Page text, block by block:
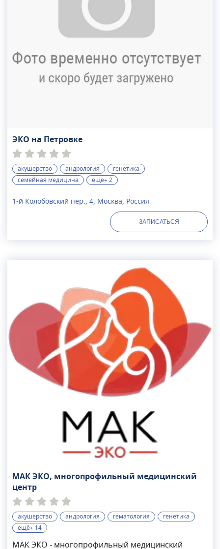
ЭКО на Петровке
акушерство андрология
генетика
семейная медицина
ещё+ 2
1-й Колобовский пер., 4, Москва, Россия
ЗАПИСАТЬСЯ
МАК ЭКО, многопрофильный медицинский
центр
акушерство андрология гематология
генетика
ещё+ 14
МАК ЭКО - многопрофильный медицинский